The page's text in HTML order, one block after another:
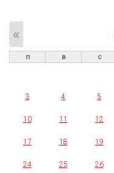
«
п в с
3 4 5
10 11 12
17 18 19
24 25 26